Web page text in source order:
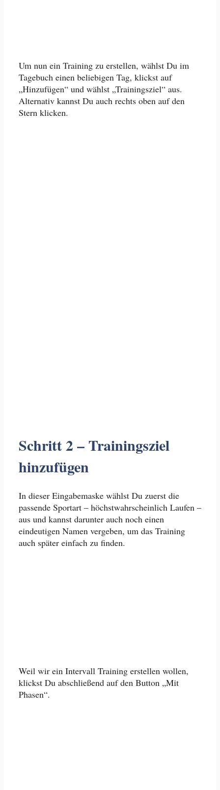
Um nun ein Training zu erstellen, wählst Du im
Tagebuch einen beliebigen Tag, klickst auf
„Hinzufügen“ und wählst „Trainingsziel“ aus.
Alternativ kannst Du auch rechts oben auf den
Stern klicken.
Schritt 2 – Trainingsziel
hinzufügen
In dieser Eingabemaske wählst Du zuerst die
passende Sportart – höchstwahrscheinlich Laufen –
aus und kannst darunter auch noch einen
eindeutigen Namen vergeben, um das Training
auch später einfach zu finden.
Weil wir ein Intervall Training erstellen wollen,
klickst Du abschließend auf den Button „Mit
Phasen“.